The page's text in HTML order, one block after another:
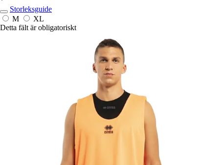
Storleksguide
M
XL
Detta fält är obligatoriskt